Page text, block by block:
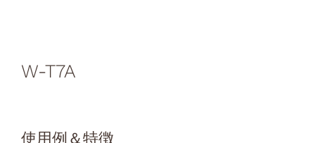
W-T7A
使用例＆特徴